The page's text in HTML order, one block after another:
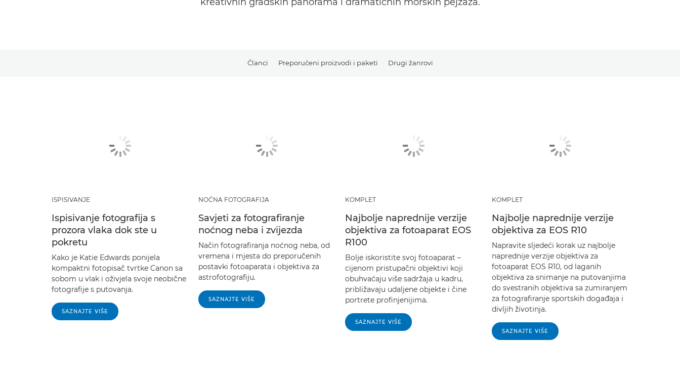
Članci Preporučeni proizvodi i paketi Drugi žanrovi
ISPISIVANJE
Ispisivanje fotografija s
prozora vlaka dok ste u
pokretu
Kako je Katie Edwards ponijela
kompaktni fotopisač tvrtke Canon sa
sobom u vlak i oživjela svoje neobične
fotografije s putovanja.
SAZNAJTE VIŠE
NOĆNA FOTOGRAFIJA
Savjeti za fotografiranje
noćnog neba i zvijezda
Način fotografiranja noćnog neba, od
vremena i mjesta do preporučenih
postavki fotoaparata i objektiva za
astrofotografiju.
SAZNAJTE VIŠE
KOMPLET
Najbolje naprednije verzije
objektiva za fotoaparat EOS
R100
Bolje iskoristite svoj fotoaparat –
cijenom pristupačni objektivi koji
obuhvaćaju više sadržaja u kadru,
približavaju udaljene objekte i čine
portrete profinjenijima.
SAZNAJTE VIŠE
KOMPLET
Najbolje naprednije verzije
objektiva za EOS R10
Napravite sljedeći korak uz najbolje
naprednije verzije objektiva za
fotoaparat EOS R10, od laganih
objektiva za snimanje na putovanjima
do svestranih objektiva sa zumiranjem
za fotografiranje sportskih događaja i
divljih životinja.
SAZNAJTE VIŠE